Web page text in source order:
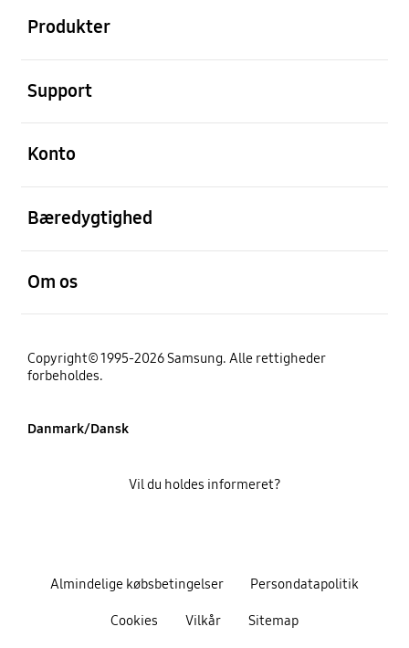
Produkter
Support
Konto
Bæredygtighed
Om os
Copyright© 1995-2026 Samsung. Alle rettigheder
forbeholdes.
Danmark/Dansk
Almindelige købsbetingelser Persondatapolitik
Cookies Vilkår Sitemap
Vil du holdes informeret?